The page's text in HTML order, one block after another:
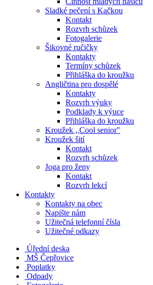
Sladké pečení s Kačkou
Kontakt
Rozvrh schůzek
Fotogalerie
Šikovné ručičky
Kontakty
Termíny schůzek
Přihláška do kroužku
Angličtina pro dospělé
Kontakty
Rozvrh výuky
Podklady k výuce
Přihláška do kroužku
Kroužek ,,Cool senior"
Kroužek šití
Kontakt
Rozvrh schůzek
Joga pro ženy
Kontakt
Rozvrh lekcí
Kontakty
Kontakty na obec
Napište nám
Užitečná telefonní čísla
Užitečné odkazy
Úřední deska
MŠ Čepřovice
Poplatky
Odpady